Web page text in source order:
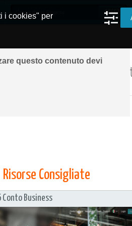
questo contenuto devi
ovunque grazie a
Risorse Consigliate
Conto Business
i cookies" per